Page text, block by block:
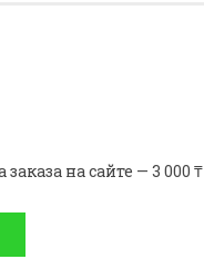
на сайте — 3 000 ₸